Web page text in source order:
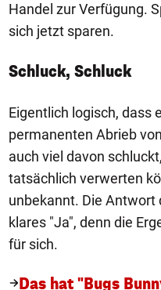
Handel zur Verfügung.
sich jetzt sparen.
Schluck, Schluck
Eigentlich logisch, dass
permanenten Abrieb
auch viel davon
tatsächlich verwerten
unbekannt. Die Antwort
klares "Ja", denn die
für sich.
Das hat "Bugs